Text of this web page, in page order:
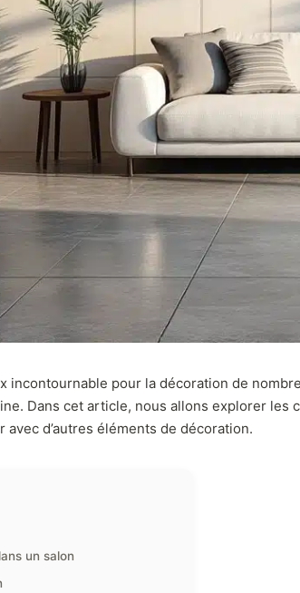
incontournable pour la décoration de
Dans cet article, nous allons explorer les
avec d’autres éléments de décoration.
un salon